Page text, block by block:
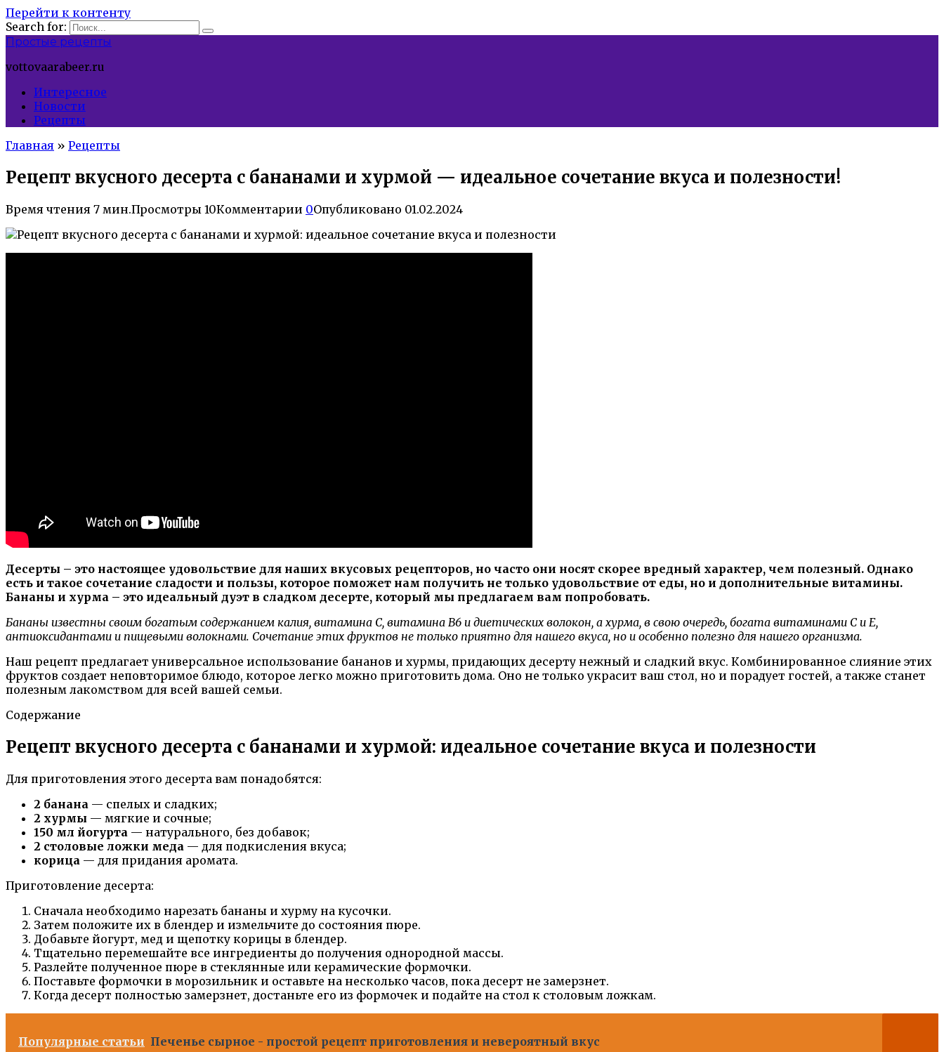
Перейти к контенту
Search for:
Простые рецепты
vottovaarabeer.ru
Интересное
Новости
Рецепты
Главная » Рецепты
Рецепт вкусного десерта с бананами и хурмой — идеальное сочетание вкуса и полезности!
Время чтения 7 мин.Просмотры 10Комментарии 0Опубликовано 01.02.2024
Десерты – это настоящее удовольствие для наших вкусовых рецепторов, но часто они носят скорее вредный характер, чем полезный. Однако
есть и такое сочетание сладости и пользы, которое поможет нам получить не только удовольствие от еды, но и дополнительные витамины.
Бананы и хурма – это идеальный дуэт в сладком десерте, который мы предлагаем вам попробовать.
Бананы известны своим богатым содержанием калия, витамина C, витамина B6 и диетических волокон, а хурма, в свою очередь, богата витаминами C и E,
антиоксидантами и пищевыми волокнами. Сочетание этих фруктов не только приятно для нашего вкуса, но и особенно полезно для нашего организма.
Наш рецепт предлагает универсальное использование бананов и хурмы, придающих десерту нежный и сладкий вкус. Комбинированное слияние этих
фруктов создает неповторимое блюдо, которое легко можно приготовить дома. Оно не только украсит ваш стол, но и порадует гостей, а также станет
полезным лакомством для всей вашей семьи.
Содержание
Рецепт вкусного десерта с бананами и хурмой: идеальное сочетание вкуса и полезности
Для приготовления этого десерта вам понадобятся:
2 банана — спелых и сладких;
2 хурмы — мягкие и сочные;
150 мл йогурта — натурального, без добавок;
2 столовые ложки меда — для подкисления вкуса;
корица — для придания аромата.
Приготовление десерта:
Сначала необходимо нарезать бананы и хурму на кусочки.
Затем положите их в блендер и измельчите до состояния пюре.
Добавьте йогурт, мед и щепотку корицы в блендер.
Тщательно перемешайте все ингредиенты до получения однородной массы.
Разлейте полученное пюре в стеклянные или керамические формочки.
Поставьте формочки в морозильник и оставьте на несколько часов, пока десерт не замерзнет.
Когда десерт полностью замерзнет, достаньте его из формочек и подайте на стол к столовым ложкам.
Популярные статьи Печенье сырное - простой рецепт приготовления и невероятный вкус